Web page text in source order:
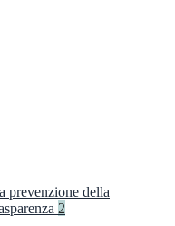
prevenzione della
2